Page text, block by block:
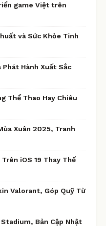
game Việt trên
và Sức Khỏe Tinh
Hành Xuất Sắc
Thể Thao Hay Chiêu
Xuân 2025, Tranh
iOS 19 Thay Thế
Valorant, Góp Quỹ Từ
Bản Cập Nhật